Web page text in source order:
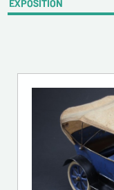
EXPOSITION